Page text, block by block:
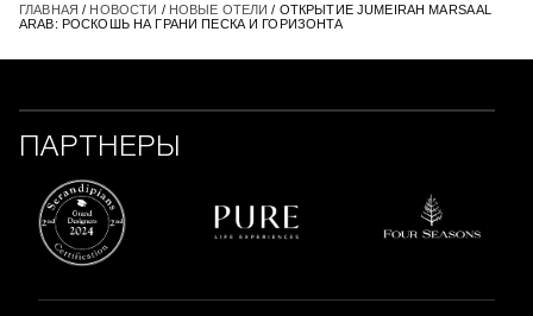
ГЛАВНАЯ / НОВОСТИ / НОВЫЕ ОТЕЛИ / ОТКРЫТИЕ JUMEIRAH MARSA AL
ARAB: РОСКОШЬ НА ГРАНИ ПЕСКА И ГОРИЗОНТА
ПАРТНЕРЫ